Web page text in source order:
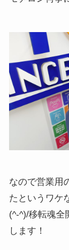
なので営業用
たというワケ
(^-^)/移転魂全
します！